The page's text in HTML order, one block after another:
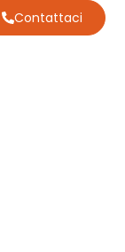
Contattaci